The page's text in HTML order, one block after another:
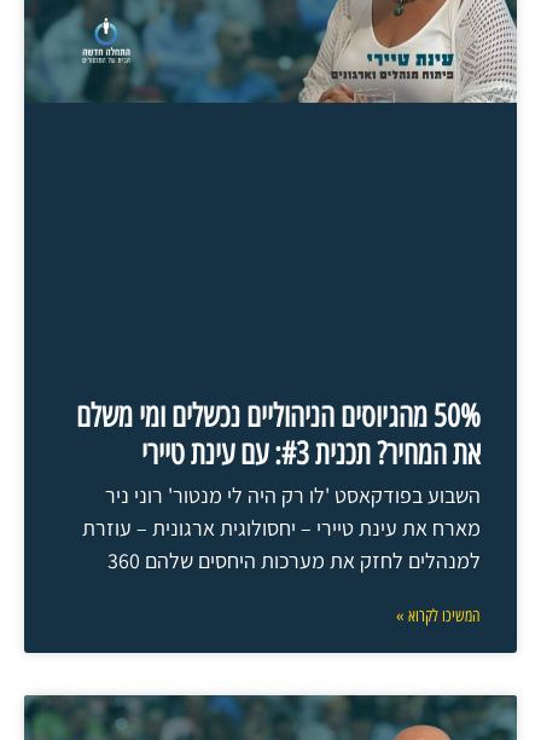
50% מהגיוסים הניהוליים נכשלים ומי משלם
את המחיר? תכנית #3: עם עינת טיירי
השבוע בפודקאסט 'לו רק היה לי מנטור' רוני ניר
מארח את עינת טיירי – יחסולוגית ארגונית – עוזרת
למנהלים לחזק את מערכות היחסים שלהם 360
המשיכו לקרוא »